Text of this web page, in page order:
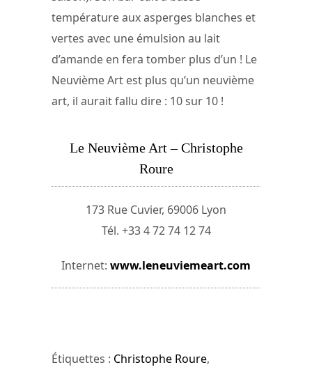
température aux asperges blanches et
vertes avec une émulsion au lait
d’amande en fera tomber plus d’un ! Le
Neuvième Art est plus qu’un neuvième
art, il aurait fallu dire : 10 sur 10 !
Le Neuvième Art – Christophe
Roure
173 Rue Cuvier, 69006 Lyon
Tél. +33 4 72 74 12 74
Internet: www.leneuviemeart.com
Étiquettes : Christophe Roure,